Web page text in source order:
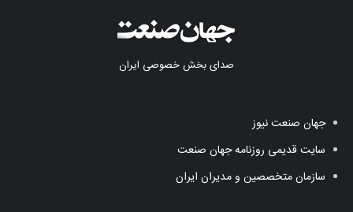
صدای بخش خصوصی ایران
جهان صنعت نیوز
سایت قدیمی روزنامه جهان صنعت
سازمان متخصصین و مدیران ایران